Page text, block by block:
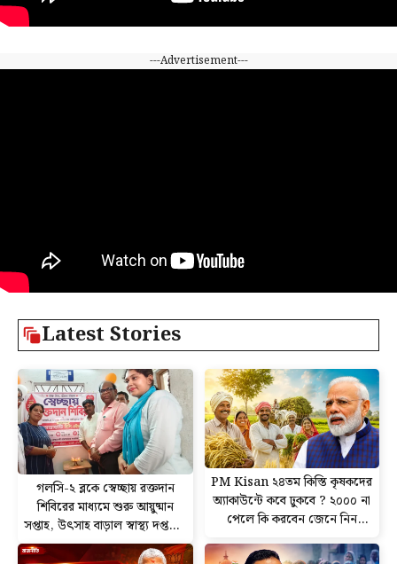
---Advertisement---
Latest Stories
গলসি-২ ব্লকে স্বেচ্ছায় রক্তদান
শিবিরের মাধ্যমে শুরু আয়ুষ্মান
সপ্তাহ, উৎসাহ বাড়াল স্বাস্থ্য দপ্তরের
উদ্যোগ
PM Kisan ২৪তম কিস্তি কৃষকদের
অ্যাকাউন্টে কবে ঢুকবে ? ২০০০ না
পেলে কি করবেন জেনে নিন